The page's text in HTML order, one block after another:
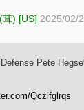
) [US] 2025/02/
Pete
Qczifglrqs